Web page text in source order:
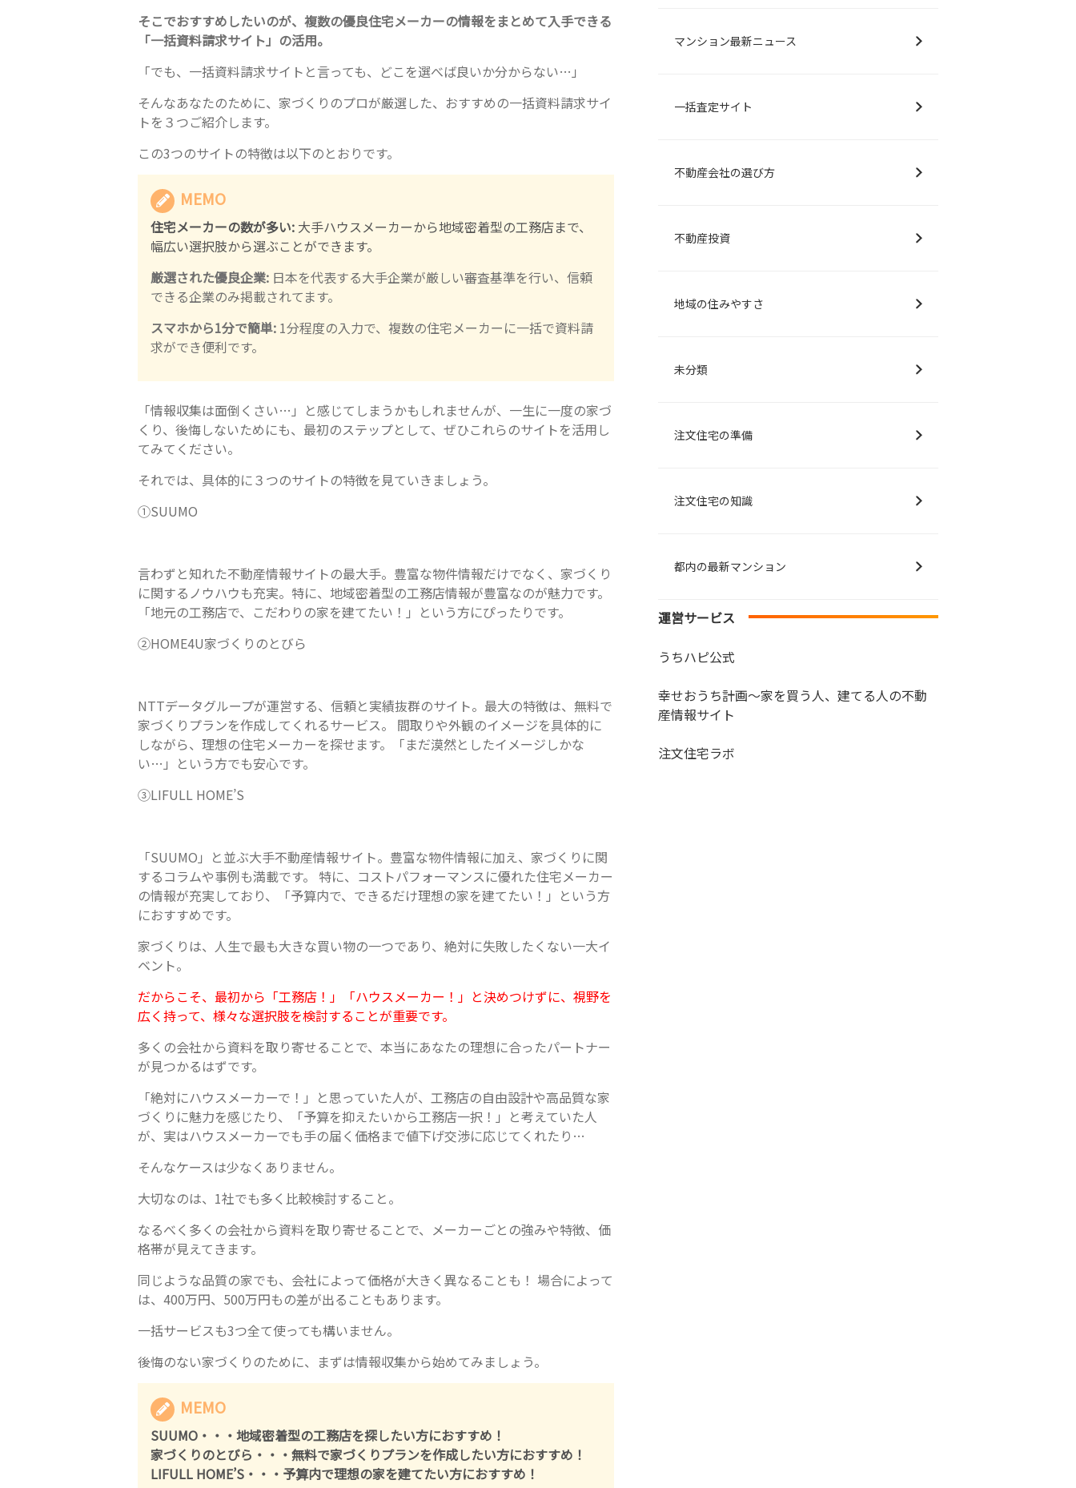
そこでおすすめしたいのが、複数の優良住宅メーカーの情報をまとめて入手できる
「一括資料請求サイト」の活用。
「でも、一括資料請求サイトと言っても、どこを選べば良いか分からない…」
そんなあなたのために、家づくりのプロが厳選した、おすすめの一括資料請求サイ
トを３つご紹介します。
この3つのサイトの特徴は以下のとおりです。
MEMO
住宅メーカーの数が多い: 大手ハウスメーカーから地域密着型の工務店まで、
幅広い選択肢から選ぶことができます。
厳選された優良企業: 日本を代表する大手企業が厳しい審査基準を行い、信頼
できる企業のみ掲載されてます。
スマホから1分で簡単: 1分程度の入力で、複数の住宅メーカーに一括で資料請
求ができ便利です。
「情報収集は面倒くさい…」と感じてしまうかもしれませんが、一生に一度の家づ
くり、後悔しないためにも、最初のステップとして、ぜひこれらのサイトを活用し
てみてください。
それでは、具体的に３つのサイトの特徴を見ていきましょう。
①SUUMO
言わずと知れた不動産情報サイトの最大手。豊富な物件情報だけでなく、家づくり
に関するノウハウも充実。特に、地域密着型の工務店情報が豊富なのが魅力です。
「地元の工務店で、こだわりの家を建てたい！」という方にぴったりです。
②HOME4U家づくりのとびら
NTTデータグループが運営する、信頼と実績抜群のサイト。最大の特徴は、無料で
家づくりプランを作成してくれるサービス。 間取りや外観のイメージを具体的に
しながら、理想の住宅メーカーを探せます。「まだ漠然としたイメージしかな
い…」という方でも安心です。
③LIFULL HOME’S
「SUUMO」と並ぶ大手不動産情報サイト。豊富な物件情報に加え、家づくりに関
するコラムや事例も満載です。 特に、コストパフォーマンスに優れた住宅メーカー
の情報が充実しており、「予算内で、できるだけ理想の家を建てたい！」という方
におすすめです。
家づくりは、人生で最も大きな買い物の一つであり、絶対に失敗したくない一大イ
ベント。
だからこそ、最初から「工務店！」「ハウスメーカー！」と決めつけずに、視野を
広く持って、様々な選択肢を検討することが重要です。
多くの会社から資料を取り寄せることで、本当にあなたの理想に合ったパートナー
が見つかるはずです。
「絶対にハウスメーカーで！」と思っていた人が、工務店の自由設計や高品質な家
づくりに魅力を感じたり、「予算を抑えたいから工務店一択！」と考えていた人
が、実はハウスメーカーでも手の届く価格まで値下げ交渉に応じてくれたり…
そんなケースは少なくありません。
大切なのは、1社でも多く比較検討すること。
なるべく多くの会社から資料を取り寄せることで、メーカーごとの強みや特徴、価
格帯が見えてきます。
同じような品質の家でも、会社によって価格が大きく異なることも！ 場合によって
は、400万円、500万円もの差が出ることもあります。
一括サービスも3つ全て使っても構いません。
後悔のない家づくりのために、まずは情報収集から始めてみましょう。
MEMO
SUUMO・・・地域密着型の工務店を探したい方におすすめ！
家づくりのとびら・・・無料で家づくりプランを作成したい方におすすめ！
LIFULL HOME’S・・・予算内で理想の家を建てたい方におすすめ！
マンション最新ニュース
一括査定サイト
不動産会社の選び方
不動産投資
地域の住みやすさ
未分類
注文住宅の準備
注文住宅の知識
都内の最新マンション
運営サービス
うちハピ公式
幸せおうち計画～家を買う人、建てる人の不動
産情報サイト
注文住宅ラボ